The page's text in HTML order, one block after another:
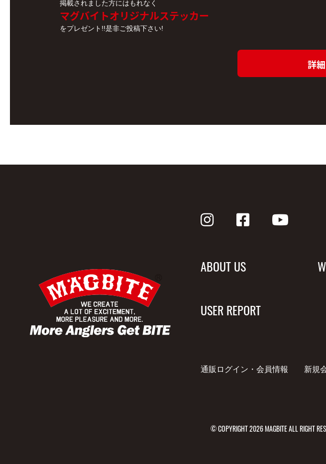
掲載されました方にはもれなく
マグバイトオリジナルステッカー
をプレゼント!!是非ご投稿下さい!
詳
ABOUT US
USER REPORT
通販ログイン・会員情報 新規
© COPYRIGHT 2026 MAGBITE ALL RIGHT